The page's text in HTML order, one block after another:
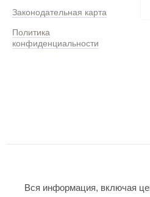
Законодательная карта
Политика
конфиденциальности
Вся информация, включая